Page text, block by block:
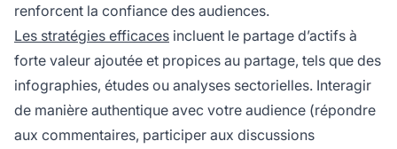
renforcent la confiance des audiences.
Les stratégies efficaces incluent le partage d’actifs à
forte valeur ajoutée et propices au partage, tels que des
infographies, études ou analyses sectorielles. Interagir
de manière authentique avec votre audience (répondre
aux commentaires, participer aux discussions